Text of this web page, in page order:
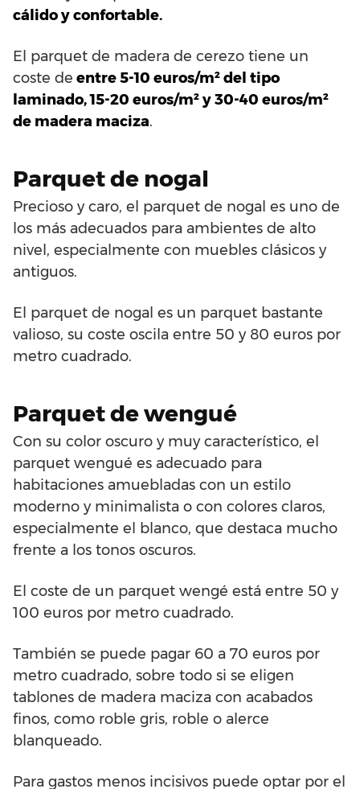
cálido y confortable.
El parquet de madera de cerezo tiene un
coste de entre 5-10 euros/m² del tipo
laminado, 15-20 euros/m² y 30-40 euros/m²
de madera maciza.
Parquet de nogal
Precioso y caro, el parquet de nogal es uno de
los más adecuados para ambientes de alto
nivel, especialmente con muebles clásicos y
antiguos.
El parquet de nogal es un parquet bastante
valioso, su coste oscila entre 50 y 80 euros por
metro cuadrado.
Parquet de wengué
Con su color oscuro y muy característico, el
parquet wengué es adecuado para
habitaciones amuebladas con un estilo
moderno y minimalista o con colores claros,
especialmente el blanco, que destaca mucho
frente a los tonos oscuros.
El coste de un parquet wengé está entre 50 y
100 euros por metro cuadrado.
También se puede pagar 60 a 70 euros por
metro cuadrado, sobre todo si se eligen
tablones de madera maciza con acabados
finos, como roble gris, roble o alerce
blanqueado.
Para gastos menos incisivos puede optar por el